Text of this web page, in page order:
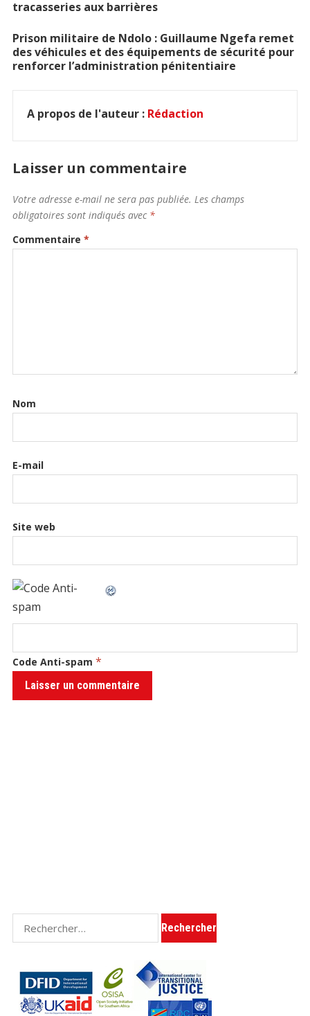
tracasseries aux barrières
Prison militaire de Ndolo : Guillaume Ngefa remet
des véhicules et des équipements de sécurité pour
renforcer l’administration pénitentiaire
A propos de l'auteur : Rédaction
Laisser un commentaire
Votre adresse e-mail ne sera pas publiée. Les champs
obligatoires sont indiqués avec *
Commentaire *
Nom
E-mail
Site web
Code Anti-spam *
Rechercher :